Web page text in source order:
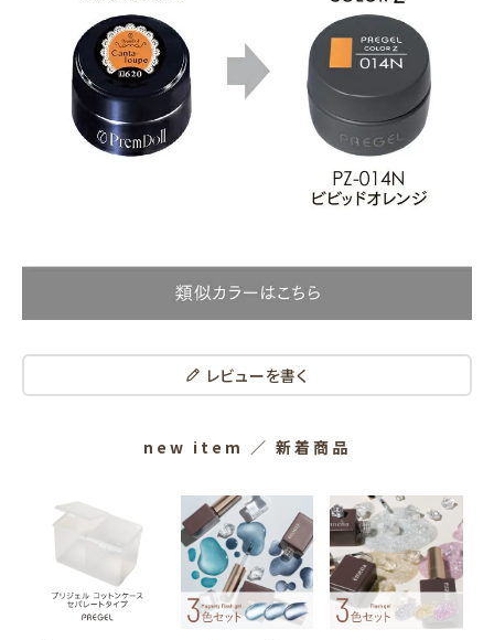
レビューを書く
new item ／ 新着商品